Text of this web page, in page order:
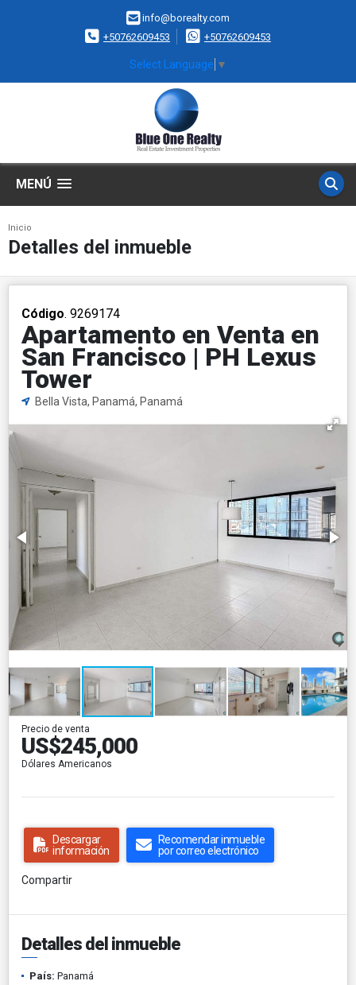
info@borealty.com
+50762609453
+50762609453
Select Language ▼
MENÚ
Inicio
Detalles del inmueble
Código. 9269174
Apartamento en Venta en
San Francisco | PH Lexus
Tower
Bella Vista, Panamá, Panamá
Precio de venta
US$245,000
Dólares Americanos
Descargar
información
Recomendar inmueble
por correo electrónico
Compartir
Detalles del inmueble
País: Panamá